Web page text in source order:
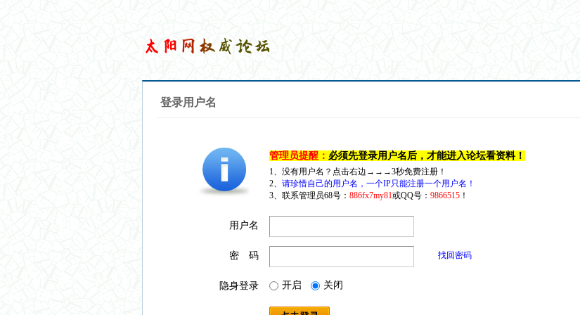
登录用户名
管理员提醒： 必须先登录用户名后，才能进入论坛看资料！
1、没有用户名？点击右边→→→3秒免费注册！
2、 请珍惜自己的用户名，一个IP只能注册一个用户名！
3、联系管理员68号： 886fx7my81或QQ号： 9866515！
用户名
密 码 找回密码
隐身登录 开启 关闭